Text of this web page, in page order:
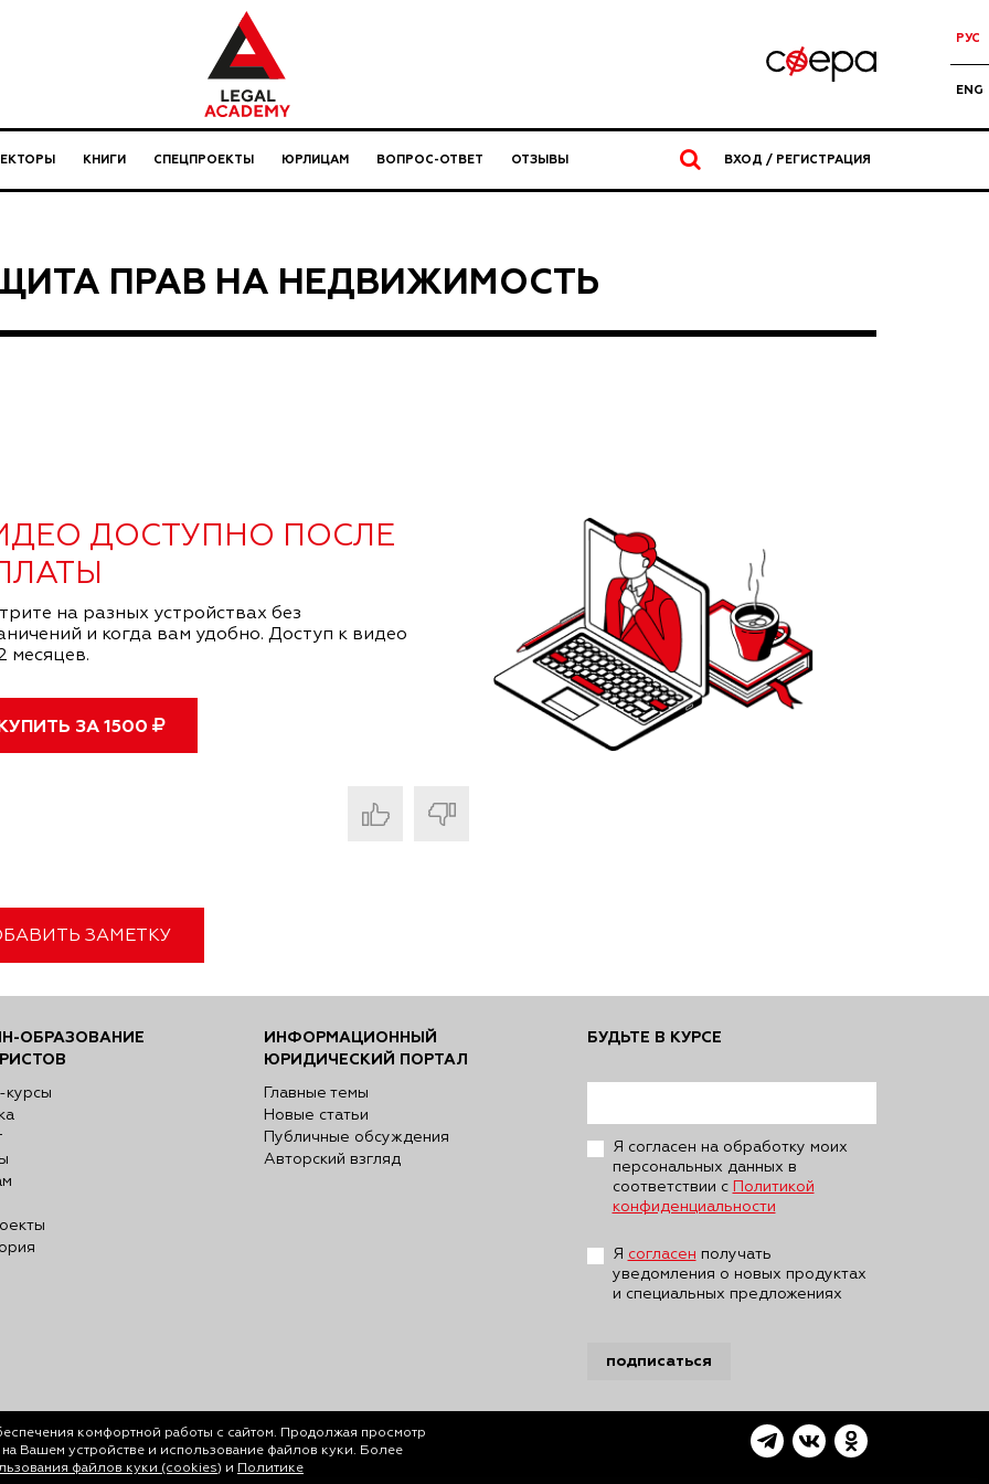
РУС
ENG
КНИГИ СПЕЦПРОЕКТЫ ЮРЛИЦАМ ВОПРОС-ОТВЕТ ОТЗЫВЫ ВХОД / РЕГИСТРАЦИЯ
ПРАВ НА НЕДВИЖИМОСТЬ
ДОСТУПНО ПОСЛЕ
на разных устройствах без
и когда вам удобно. Доступ к видео
месяцев.
ЗА1500
ЗАМЕТКУ
ОБРАЗОВАНИЕ
курсы
ИНФОРМАЦИОННЫЙ
ЮРИДИЧЕСКИЙ ПОРТАЛ
Главные темы
Новые статьи
Публичные обсуждения
Авторский взгляд
БУДЬТЕ В КУРСЕ
Я согласен на обработку моих
персональных данных в
соответствии с Политикой
конфиденциальности
Я согласен получать
уведомления о новых продуктах
и специальных предложениях
подписаться
комфортной работы с сайтом. Продолжая просмотр
на Вашем устройстве и использование файлов куки. Более
файлов куки (cookies) и Политике